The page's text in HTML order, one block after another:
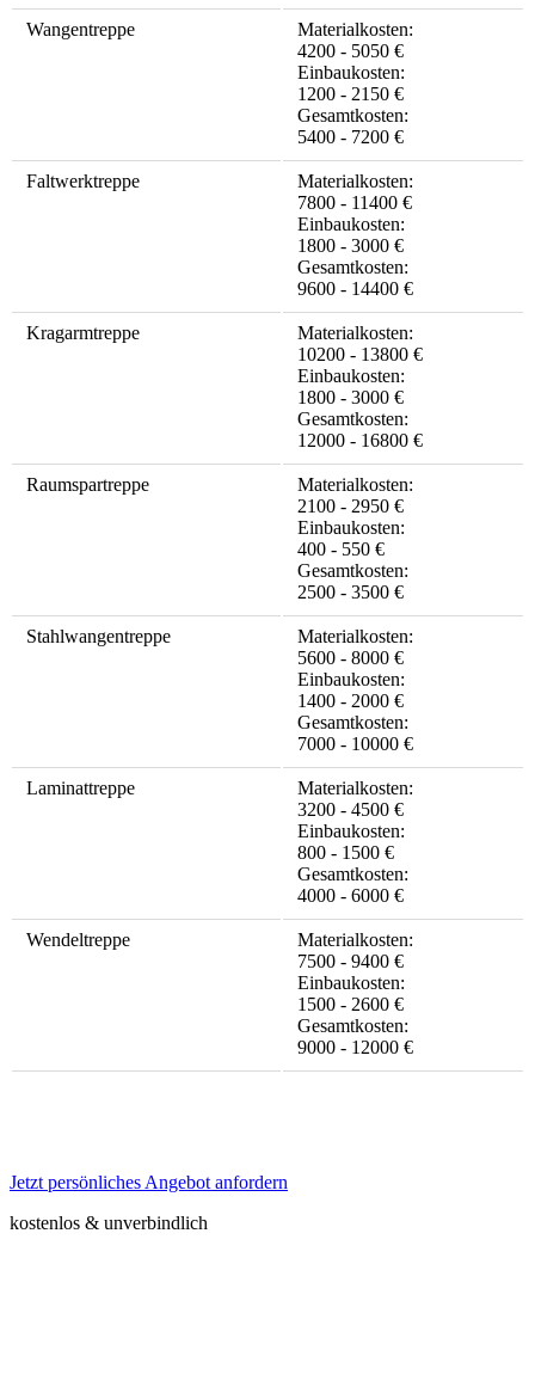
Wangentreppe
Materialkosten:
4200 - 5050 €
Einbaukosten:
1200 - 2150 €
Gesamtkosten:
5400 - 7200 €
Faltwerktreppe
Materialkosten:
7800 - 11400 €
Einbaukosten:
1800 - 3000 €
Gesamtkosten:
9600 - 14400 €
Kragarmtreppe
Materialkosten:
10200 - 13800 €
Einbaukosten:
1800 - 3000 €
Gesamtkosten:
12000 - 16800 €
Raumspartreppe
Materialkosten:
2100 - 2950 €
Einbaukosten:
400 - 550 €
Gesamtkosten:
2500 - 3500 €
Stahlwangentreppe
Materialkosten:
5600 - 8000 €
Einbaukosten:
1400 - 2000 €
Gesamtkosten:
7000 - 10000 €
Laminattreppe
Materialkosten:
3200 - 4500 €
Einbaukosten:
800 - 1500 €
Gesamtkosten:
4000 - 6000 €
Wendeltreppe
Materialkosten:
7500 - 9400 €
Einbaukosten:
1500 - 2600 €
Gesamtkosten:
9000 - 12000 €
Jetzt persönliches Angebot anfordern
kostenlos & unverbindlich